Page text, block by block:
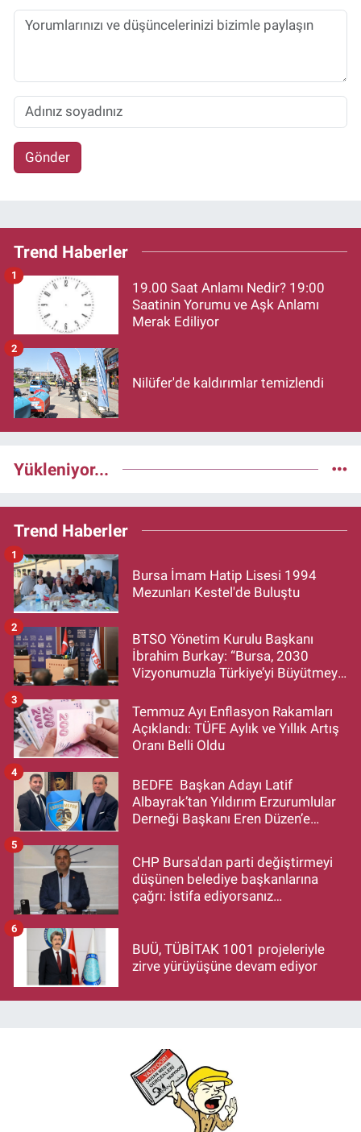
Gönder
Trend Haberler
19.00 Saat Anlamı Nedir? 19:00
Saatinin Yorumu ve Aşk Anlamı
Merak Ediliyor
1
Nilüfer'de kaldırımlar temizlendi
2
Yükleniyor...
Trend Haberler
Bursa İmam Hatip Lisesi 1994
Mezunları Kestel'de Buluştu
1
BTSO Yönetim Kurulu Başkanı
İbrahim Burkay: “Bursa, 2030
Vizyonumuzla Türkiye’yi Büyütmeye
2
Temmuz Ayı Enflasyon Rakamları
Açıklandı: TÜFE Aylık ve Yıllık Artış
Oranı Belli Oldu
3
BEDFE Başkan Adayı Latif
Albayrak’tan Yıldırım Erzurumlular
Derneği Başkanı Eren Düzen’e
4
CHP Bursa'dan parti değiştirmeyi
düşünen belediye başkanlarına
çağrı: İstifa ediyorsanız
5
BUÜ, TÜBİTAK 1001 projeleriyle
zirve yürüyüşüne devam ediyor
6